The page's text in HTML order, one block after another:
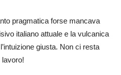
pragmatica forse mancava
italiano attuale e la vulcanica
giusta. Non ci resta